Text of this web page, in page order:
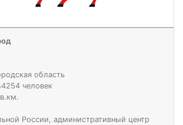
область
человек
России, административный центр